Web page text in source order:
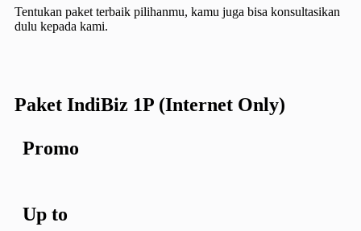
Tentukan paket terbaik pilihanmu, kamu juga bisa konsultasikan
dulu kepada kami.​
Paket IndiBiz 1P (Internet Only)
Promo
Up to